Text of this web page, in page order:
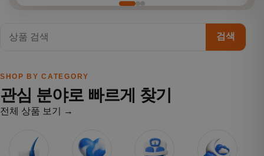
검색
SHOP BY CATEGORY
관심 분야로 빠르게 찾기
전체 상품 보기 →